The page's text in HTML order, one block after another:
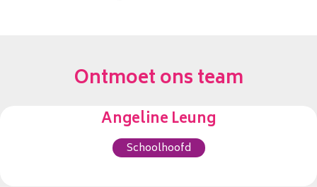
Ontmoet ons team
Angeline Leung
Schoolhoofd